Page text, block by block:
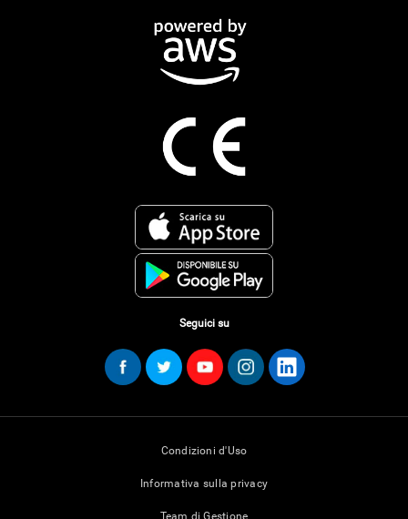
Seguici su
Condizioni d'Uso
Informativa sulla privacy
Team di Gestione